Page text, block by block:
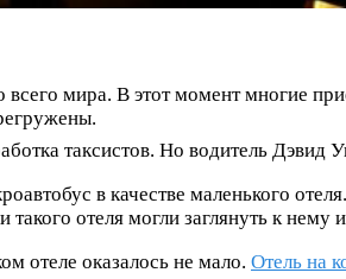
мира. В этот момент многие
таксистов. Но водитель
в качестве маленького
отеля могли заглянуть к нему
отеле оказалось не мало. Отель на